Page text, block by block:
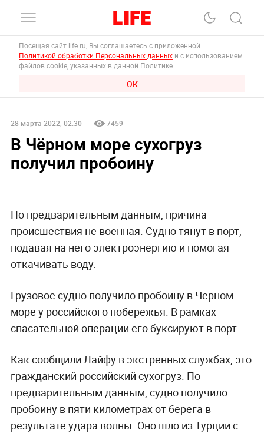
Посещая сайт life.ru, Вы соглашаетесь с приложенной
Политикой обработки Персональных данных и с использованием
файлов cookie, указанных в данной Политике.
ОК
28 марта 2022, 02:30 7459
В Чёрном море сухогруз
получил пробоину
По предварительным данным, причина
происшествия не военная. Судно тянут в порт,
подавая на него электроэнергию и помогая
откачивать воду.
Грузовое судно получило пробоину в Чёрном
море у российского побережья. В рамках
спасательной операции его буксируют в порт.
Как сообщили Лайфу в экстренных службах, это
гражданский российский сухогруз. По
предварительным данным, судно получило
пробоину в пяти километрах от берега в
результате удара волны. Оно шло из Турции с